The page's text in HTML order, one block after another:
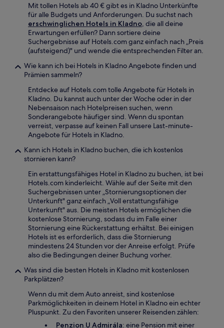
Mit tollen Hotels ab 40 € gibt es in Kladno Unterkünfte
für alle Budgets und Anforderungen. Du suchst nach
erschwinglichen Hotels in Kladno, die all deine
Erwartungen erfüllen? Dann sortiere deine
Suchergebnisse auf Hotels.com ganz einfach nach „Preis
(aufsteigend)" und wende die entsprechenden Filter an.
Wie kann ich bei Hotels in Kladno Angebote finden und
Prämien sammeln?
Entdecke auf Hotels.com tolle Angebote für Hotels in
Kladno. Du kannst auch unter der Woche oder in der
Nebensaison nach Hotelpreisen suchen, wenn
Sonderangebote häufiger sind. Wenn du spontan
verreist, verpasse auf keinen Fall unsere Last-minute-
Angebote für Hotels in Kladno.
Kann ich Hotels in Kladno buchen, die ich kostenlos
stornieren kann?
Ein erstattungsfähiges Hotel in Kladno zu buchen, ist bei
Hotels.com kinderleicht. Wähle auf der Seite mit den
Suchergebnissen unter „Stornierungsoptionen der
Unterkunft" ganz einfach „Voll erstattungsfähige
Unterkunft" aus. Die meisten Hotels ermöglichen die
kostenlose Stornierung, sodass du im Falle einer
Stornierung eine Rückerstattung erhältst. Bei einigen
Hotels ist es erforderlich, dass die Stornierung
mindestens 24 Stunden vor der Anreise erfolgt. Prüfe
also die Bedingungen deiner Buchung vorher.
Was sind die besten Hotels in Kladno mit kostenlosen
Parkplätzen?
Wenn du mit dem Auto anreist, sind kostenlose
Parkmöglichkeiten in deinem Hotel in Kladno ein echter
Pluspunkt. Zu den Favoriten unserer Reisenden zählen:
Penzion U Admirála: eine Pension mit einer